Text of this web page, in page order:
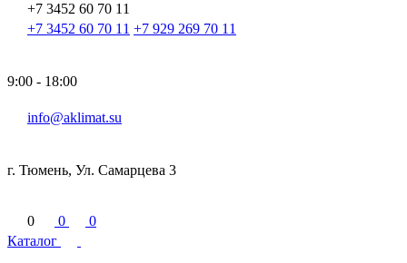
+7 3452 60 70 11
+7 3452 60 70 11 +7 929 269 70 11
9:00 - 18:00
info@aklimat.su
г. Тюмень, Ул. Самарцева 3
0 0
0
Каталог